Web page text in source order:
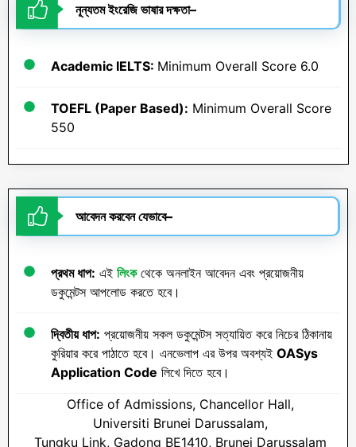
নূন্যতম ইংরেজি ভাষার দক্ষতা–
Academic IELTS: Minimum Overall Score 6.0
TOEFL (Paper Based): Minimum Overall Score
550
আবেদন করবেন যেভাবে–
প্রথম ধাপ: এই লিংকথেকে অনলাইন আবেদন এবং প্রয়োজনীয়
ডকুমেন্টস আপলোড করতে হবে।
দ্বিতীয় ধাপ: প্রয়োজনীয় সকল ডকুমেন্টস সত্যায়িত করে নিচের ঠিকানায়
কুরিয়ার করে পাঠাতে হবে। এনভেলাপ এর উপর অবশ্যই OASys
Application Code লিখে দিতে হবে।
Office of Admissions, Chancellor Hall,
Universiti Brunei Darussalam,
Tungku Link, Gadong BE1410, Brunei Darussalam